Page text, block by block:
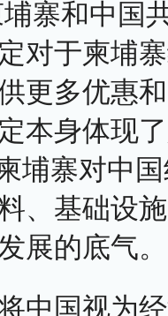
寨和中国
对于柬埔
更多优惠
本身体现
埔寨对中
、基础设
展的底气。
国视为经